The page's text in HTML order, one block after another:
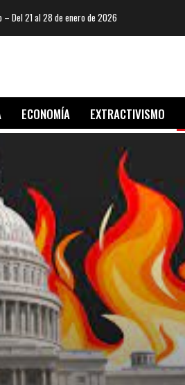
– Del 21 al 28 de enero de 2026
ECONOMÍA EXTRACTIVISMO